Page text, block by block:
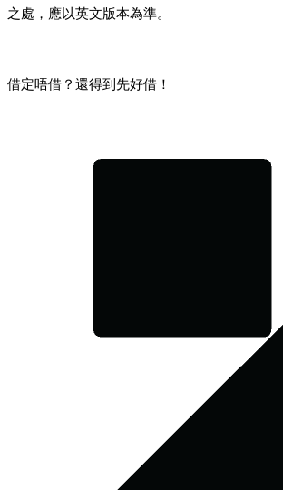
之處，應以英文版本為準。
借定唔借？還得到先好借！